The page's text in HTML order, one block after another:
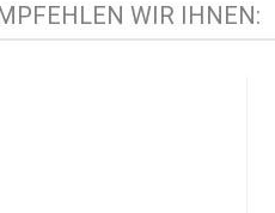
WIR IHNEN: